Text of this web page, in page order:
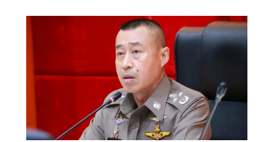
จากเหตุดังกล่าว